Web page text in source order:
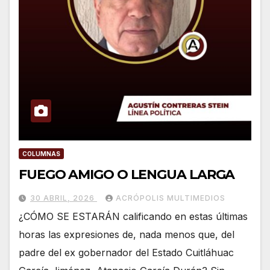
COLUMNAS
FUEGO AMIGO O LENGUA LARGA
30 ABRIL, 2026 ACRÓPOLIS MULTIMEDIOS
¿CÓMO SE ESTARÁN calificando en estas últimas
horas las expresiones de, nada menos que, del
padre del ex gobernador del Estado Cuitláhuac